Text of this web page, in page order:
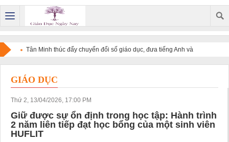
Tân Minh thúc đẩy chuyển đổi số giáo dục, đưa tiếng Anh và
công nghệ đến gần hơn với học sinh
GIÁO DỤC
Thứ 2, 13/04/2026, 17:00 PM
Giữ được sự ổn định trong học tập: Hành trình
2 năm liên tiếp đạt học bổng của một sinh viên
HUFLIT